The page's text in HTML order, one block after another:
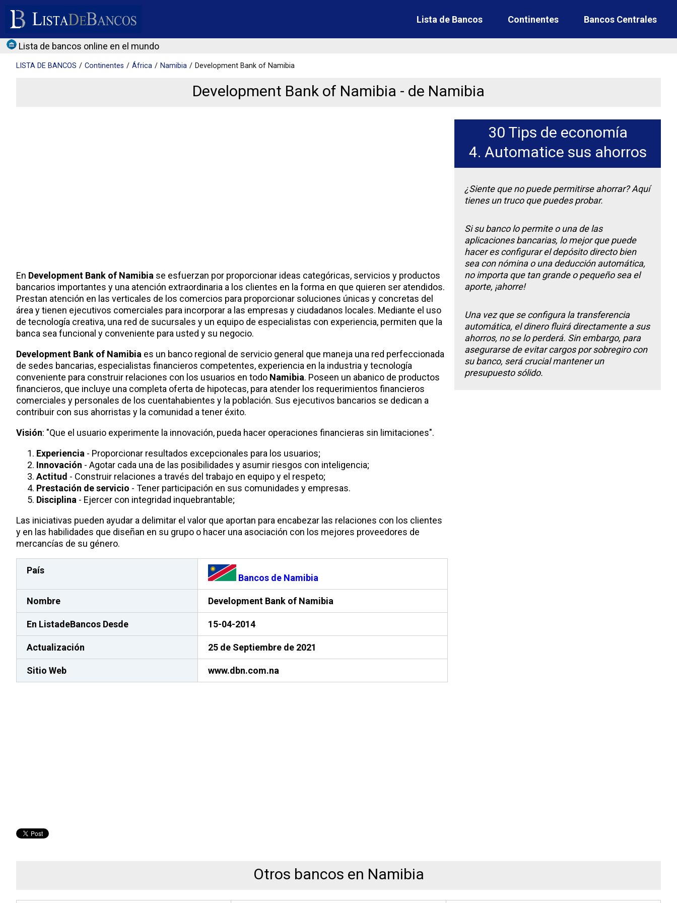
Lista de bancos online en el mundo
Lista de Bancos Continentes Bancos Centrales
LISTA DE BANCOS Continentes África Namibia Development Bank of Namibia
Development Bank of Namibia - de Namibia
En Development Bank of Namibia se esfuerzan por proporcionar ideas categóricas, servicios y productos
bancarios importantes y una atención extraordinaria a los clientes en la forma en que quieren ser atendidos.
Prestan atención en las verticales de los comercios para proporcionar soluciones únicas y concretas del
área y tienen ejecutivos comerciales para incorporar a las empresas y ciudadanos locales. Mediante el uso
de tecnología creativa, una red de sucursales y un equipo de especialistas con experiencia, permiten que la
banca sea funcional y conveniente para usted y su negocio.
Development Bank of Namibia es un banco regional de servicio general que maneja una red perfeccionada
de sedes bancarias, especialistas financieros competentes, experiencia en la industria y tecnología
conveniente para construir relaciones con los usuarios en todo Namibia. Poseen un abanico de productos
financieros, que incluye una completa oferta de hipotecas, para atender los requerimientos financieros
comerciales y personales de los cuentahabientes y la población. Sus ejecutivos bancarios se dedican a
contribuir con sus ahorristas y la comunidad a tener éxito.
Visión: "Que el usuario experimente la innovación, pueda hacer operaciones financieras sin limitaciones".
Experiencia - Proporcionar resultados excepcionales para los usuarios;
Innovación - Agotar cada una de las posibilidades y asumir riesgos con inteligencia;
Actitud - Construir relaciones a través del trabajo en equipo y el respeto;
Prestación de servicio - Tener participación en sus comunidades y empresas.
Disciplina - Ejercer con integridad inquebrantable;
Las iniciativas pueden ayudar a delimitar el valor que aportan para encabezar las relaciones con los clientes
y en las habilidades que diseñan en su grupo o hacer una asociación con los mejores proveedores de
mercancías de su género.
País
Bancos de Namibia
Nombre Development Bank of Namibia
En ListadeBancos Desde 15-04-2014
Actualización 25 de Septiembre de 2021
Sitio Web www.dbn.com.na
30 Tips de economía
4. Automatice sus ahorros
¿Siente que no puede permitirse ahorrar? Aquí
tienes un truco que puedes probar.
Si su banco lo permite o una de las
aplicaciones bancarias, lo mejor que puede
hacer es configurar el depósito directo bien
sea con nómina o una deducción automática,
no importa que tan grande o pequeño sea el
aporte, ¡ahorre!
Una vez que se configura la transferencia
automática, el dinero fluirá directamente a sus
ahorros, no se lo perderá. Sin embargo, para
asegurarse de evitar cargos por sobregiro con
su banco, será crucial mantener un
presupuesto sólido.
Otros bancos en Namibia